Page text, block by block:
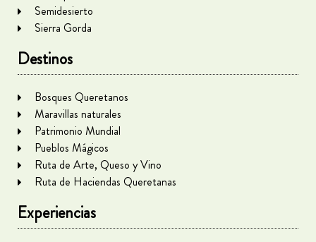
Semidesierto
Sierra Gorda
Destinos
Bosques Queretanos
Maravillas naturales
Patrimonio Mundial
Pueblos Mágicos
Ruta de Arte, Queso y Vino
Ruta de Haciendas Queretanas
Experiencias